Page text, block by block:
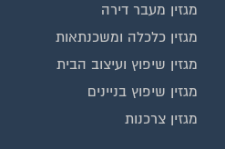
מגזין מעבר דירה
מגזין כלכלה ומשכנתאות
מגזין שיפוץ ועיצוב הבית
מגזין שיפוץ בניינים
מגזין צרכנות